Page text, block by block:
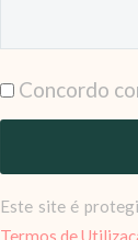
Concordo
Este site é
Termos de